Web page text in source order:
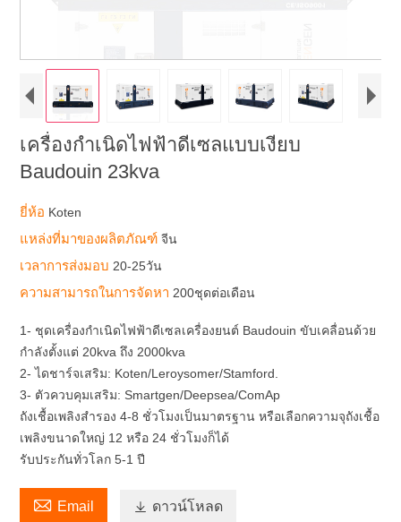
เครื่องกำเนิดไฟฟ้าดีเซลแบบเงียบ
Baudouin 23kva
ยี่ห้อ Koten
แหล่งที่มาของผลิตภัณฑ์จีน
เวลาการส่งมอบ 20-25วัน
ความสามารถในการจัดหา 200ชุดต่อเดือน
1- ชุดเครื่องกำเนิดไฟฟ้าดีเซลเครื่องยนต์ Baudouin ขับเคลื่อนด้วย
กำลังตั้งแต่ 20kva ถึง 2000kva
2- ไดชาร์จเสริม: Koten/Leroysomer/Stamford.
3- ตัวควบคุมเสริม: Smartgen/Deepsea/ComAp
ถังเชื้อเพลิงสำรอง 4-8 ชั่วโมงเป็นมาตรฐาน หรือเลือกความจุถังเชื้อ
เพลิงขนาดใหญ่ 12 หรือ 24 ชั่วโมงก็ได้
รับประกันทั่วโลก 5-1 ปี
 Email  ดาวน์โหลด